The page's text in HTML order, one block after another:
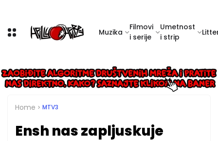
Muzika
Filmovi
i serije
Umetnost
i strip
Home MTV3
Ensh nas zapljuskuje